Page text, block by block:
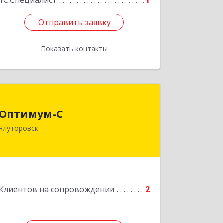
Отправить заявку
Показать контакты
Отправить заявку
Назад
Оптимум-С
Клиентов на сопровождении 2